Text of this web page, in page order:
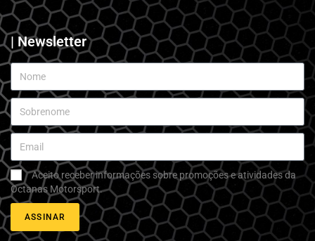
| Newsletter
Aceito receber informações sobre promoções e atividades da
Octanas Motorsport.
ASSINAR